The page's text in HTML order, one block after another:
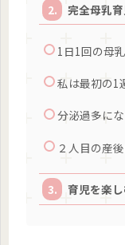
完全母乳
1日1回の母
私は最初の1
分泌過多に
２人目の産
育児を楽